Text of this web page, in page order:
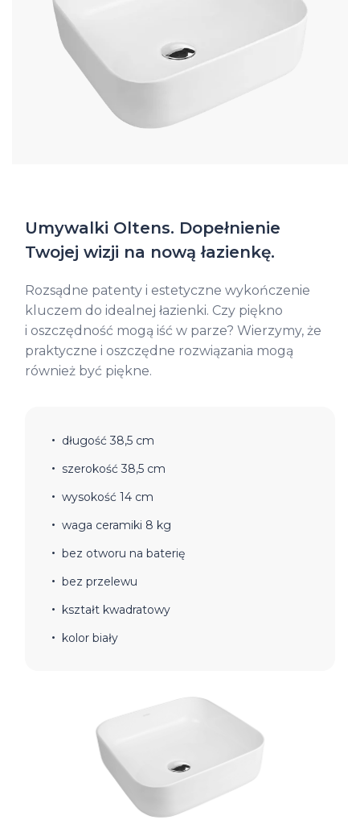
Umywalki Oltens. Dopełnienie
Twojej wizji na nową łazienkę.
Rozsądne patenty i estetyczne wykończenie
kluczem do idealnej łazienki. Czy piękno
i oszczędność mogą iść w parze? Wierzymy, że
praktyczne i oszczędne rozwiązania mogą
również być piękne.
długość 38,5 cm
szerokość 38,5 cm
wysokość 14 cm
waga ceramiki 8 kg
bez otworu na baterię
bez przelewu
kształt kwadratowy
kolor biały